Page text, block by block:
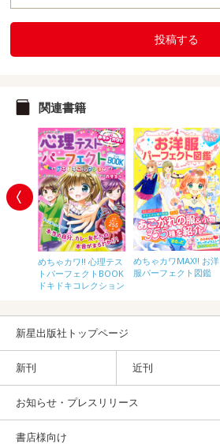
投稿する
関連書籍
めちゃカワ!! 心理テス
トパーフェクトBOOK
ドキドキコレクション
めちゃカワMAX!! お洋
服パーフェクト図鑑
新星出版社トップページ
新刊 近刊
お知らせ・プレスリリース
書店様向け